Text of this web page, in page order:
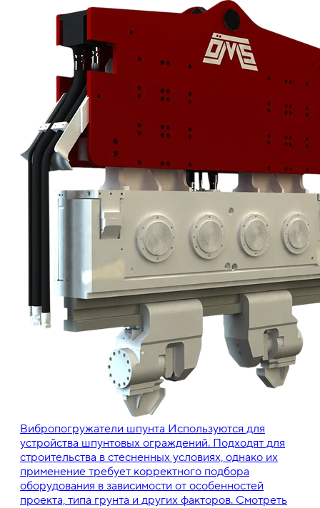
Вибропогружатели шпунта Используются для
устройства шпунтовых ограждений. Подходят для
строительства в стесненных условиях, однако их
применение требует корректного подбора
оборудования в зависимости от особенностей
проекта, типа грунта и других факторов. Смотреть